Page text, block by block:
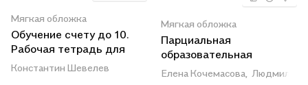
Мягкая обложка
Обучение счету до 10.
Рабочая тетрадь для
детей 5-6 лет
Константин Шевелев
Мягкая обложка
Парциальная
образовательная
программа
Елена Кочемасова, Людмила